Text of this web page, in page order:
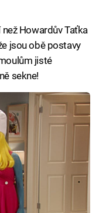
Howardův Taťka
jsou obě postavy
jisté
sekne!